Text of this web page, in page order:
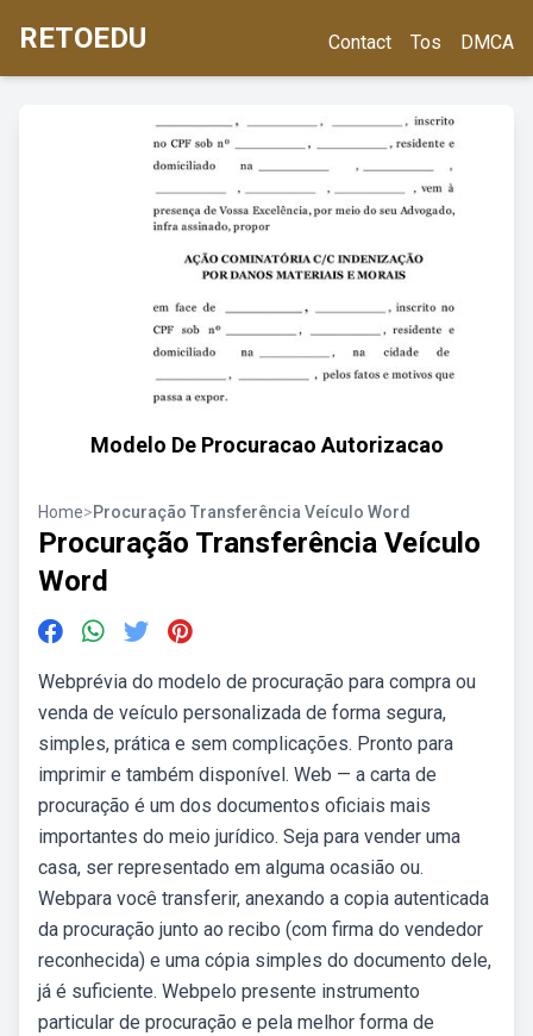
RETOEDU Contact Tos DMCA
Modelo De Procuracao Autorizacao
Home>Procuração Transferência Veículo Word
Procuração Transferência Veículo
Word
Webprévia do modelo de procuração para compra ou
venda de veículo personalizada de forma segura,
simples, prática e sem complicações. Pronto para
imprimir e também disponível. Web — a carta de
procuração é um dos documentos oficiais mais
importantes do meio jurídico. Seja para vender uma
casa, ser representado em alguma ocasião ou.
Webpara você transferir, anexando a copia autenticada
da procuração junto ao recibo (com firma do vendedor
reconhecida) e uma cópia simples do documento dele,
já é suficiente. Webpelo presente instrumento
particular de procuração e pela melhor forma de